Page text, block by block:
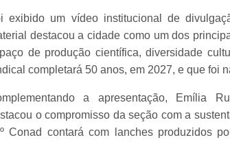
exibido um vídeo institucional de
destacou a cidade como um dos
de produção científica, diversidade
completará 50 anos, em 2027, e que foi
a apresentação, Emília
o compromisso da seção com a
Conad contará com lanches produzidos